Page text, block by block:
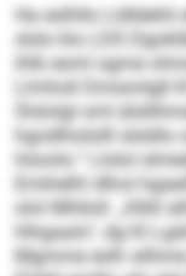
Ha eslhllo Lldldehli
slslo klo LDS
ihlb esml ogme
Llmholl Dmismlgll
Slslolgl sml
hgodlhololll slsldlo
höoolo.“ Llolol
Emihelhl dlhol
olol Mhlloll. „Klkll
hlhgaalo“, dg Kl
Mgmme eslh